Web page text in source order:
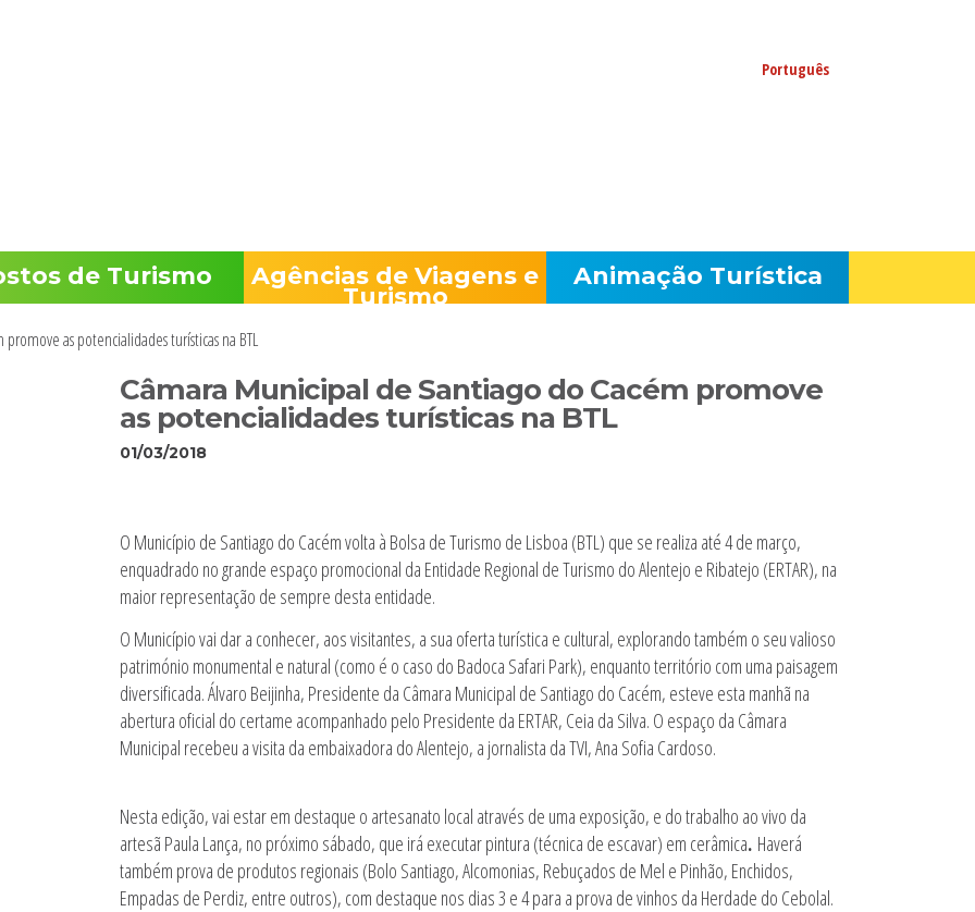
Português
de Turismo Agências de Viagens e
Turismo
Animação Turística
as potencialidades turísticas na BTL
Câmara Municipal de Santiago do Cacém promove
as potencialidades turísticas na BTL
01/03/2018
O Município de Santiago do Cacém volta à Bolsa de Turismo de Lisboa (BTL) que se realiza até 4 de março,
enquadrado no grande espaço promocional da Entidade Regional de Turismo do Alentejo e Ribatejo (ERTAR), na
maior representação de sempre desta entidade.
O Município vai dar a conhecer, aos visitantes, a sua oferta turística e cultural, explorando também o seu valioso
património monumental e natural (como é o caso do Badoca Safari Park), enquanto território com uma paisagem
diversificada. Álvaro Beijinha, Presidente da Câmara Municipal de Santiago do Cacém, esteve esta manhã na
abertura oficial do certame acompanhado pelo Presidente da ERTAR, Ceia da Silva. O espaço da Câmara
Municipal recebeu a visita da embaixadora do Alentejo, a jornalista da TVI, Ana Sofia Cardoso.
Nesta edição, vai estar em destaque o artesanato local através de uma exposição, e do trabalho ao vivo da
artesã Paula Lança, no próximo sábado, que irá executar pintura (técnica de escavar) em cerâmica. Haverá
também prova de produtos regionais (Bolo Santiago, Alcomonias, Rebuçados de Mel e Pinhão, Enchidos,
Empadas de Perdiz, entre outros), com destaque nos dias 3 e 4 para a prova de vinhos da Herdade do Cebolal.